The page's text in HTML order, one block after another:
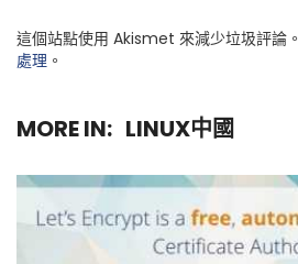
這個站點使用 Akismet 來減少垃圾評論。
處理 。
MORE IN: LINUX中國